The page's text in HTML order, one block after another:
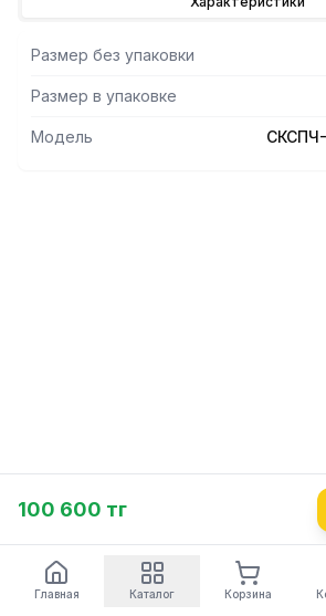
комплекта 27 кг. Габариты упаковки
Размер без упаковки
Размер в упаковке
Модель
100 600 тг
Главная Каталог Корзина